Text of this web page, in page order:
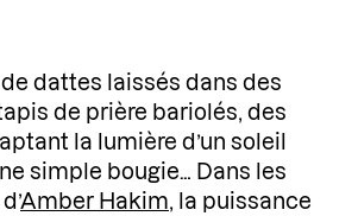
dattes laissés dans des
de prière bariolés, des
la lumière d’un soleil
simple bougie… Dans les
Amber Hakim, la puissance